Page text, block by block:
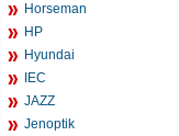
Horseman
HP
Hyundai
IEC
JAZZ
Jenoptik